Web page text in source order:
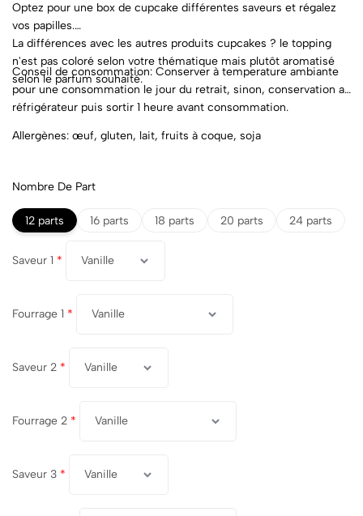
Optez pour une box de cupcake différentes saveurs et régalez
vos papilles.
La différences avec les autres produits cupcakes ? le topping
n'est pas coloré selon votre thématique mais plutôt aromatisé
selon le parfum souhaité.
Conseil de consommation: Conserver à temperature ambiante
pour une consommation le jour du retrait, sinon, conservation au
réfrigérateur puis sortir 1 heure avant consommation.
Allergènes: œuf, gluten, lait, fruits à coque, soja
Nombre De Part
12 parts 16 parts 18 parts 20 parts 24 parts
Saveur 1 *
Fourrage 1 *
Saveur 2 *
Fourrage 2 *
Saveur 3 *